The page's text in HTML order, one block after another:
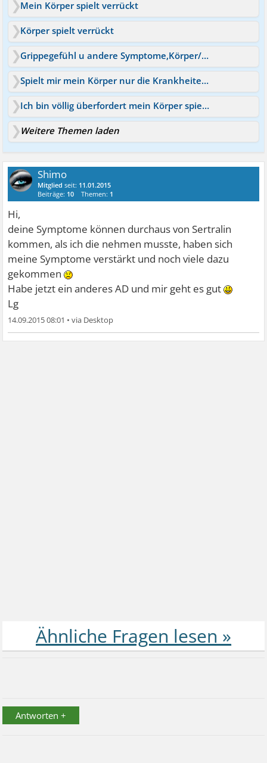
Mein Körper spielt verrückt
Körper spielt verrückt
Grippegefühl u andere Symptome,Körper/Psyche spielt verrückt
Spielt mir mein Körper nur die Krankheiten vor?
Ich bin völlig überfordert mein Körper spielt verrück
Weitere Themen laden
Shimo
Mitglied seit: 11.01.2015
Beiträge: 10 Themen: 1
Hi,
deine Symptome können durchaus von Sertralin
kommen, als ich die nehmen musste, haben sich
meine Symptome verstärkt und noch viele dazu
gekommen
Habe jetzt ein anderes AD und mir geht es gut
Lg
14.09.2015 08:01 •
Antworten +